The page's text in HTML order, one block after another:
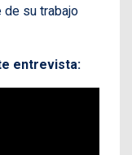
su trabajo
entrevista: